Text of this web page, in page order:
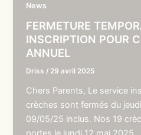
News
FERMETURE
INSCRIPTION POUR
ANNUEL
Driss / 29 avril 2025
Chers Parents, Le service
crèches sont fermés du
09/05/25 inclus. Nos 19